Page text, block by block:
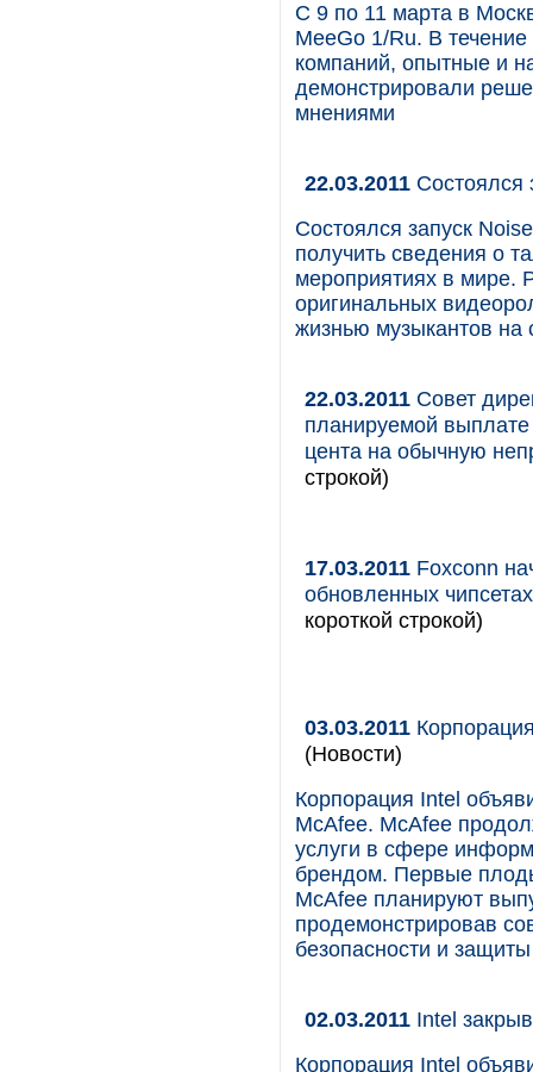
С 9 по 11 марта в
MeeGo 1/Ru. В
компаний, опытные и
демонстрировали
мнениями
22.03.2011 Состоялся
Состоялся запуск
получить сведения о
мероприятиях в мире.
оригинальных
жизнью музыкантов на
22.03.2011 Совет
планируемой
цента на обычную
строкой)
17.03.2011 Foxconn
обновленных
короткой строкой)
03.03.2011
(Новости)
Корпорация Intel
McAfee. McAfee
услуги в сфере
брендом. Первые плоды
McAfee планируют
продемонстрировав
безопасности и
02.03.2011 Intel
Корпорация Intel